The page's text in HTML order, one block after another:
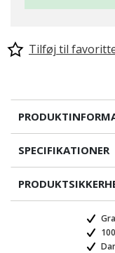
Tilføj til
SPECIFIKATIONER